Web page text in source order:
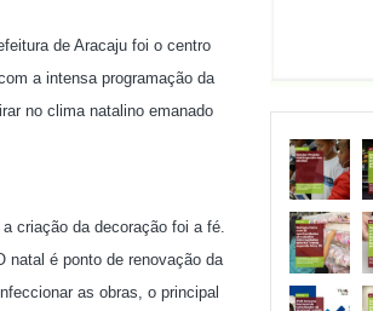
de Aracaju foi o centro
a intensa programação da
no clima natalino emanado
criação da decoração foi a fé.
natal é ponto de renovação da
as obras, o principal